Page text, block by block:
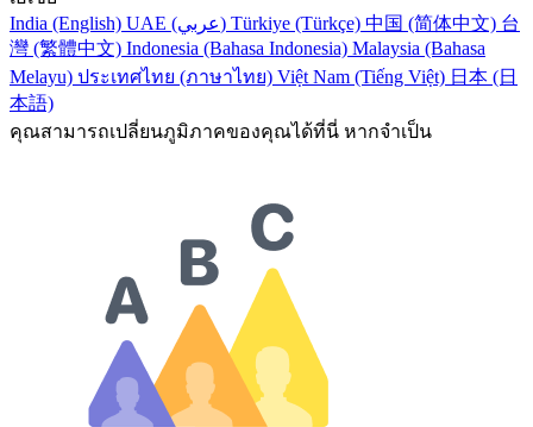
India (English)
UAE (عربي) Türkiye (Türkçe) 中国 (简体中文) 台
灣 (繁體中文) Indonesia (Bahasa Indonesia) Malaysia (Bahasa
Melayu) ประเทศไทย (ภาษาไทย) Việt Nam (Tiếng Việt) 日本 (日
本語)
คุณสามารถเปลี่ยนภูมิภาคของคุณได้ที่นี่ หากจำเป็น